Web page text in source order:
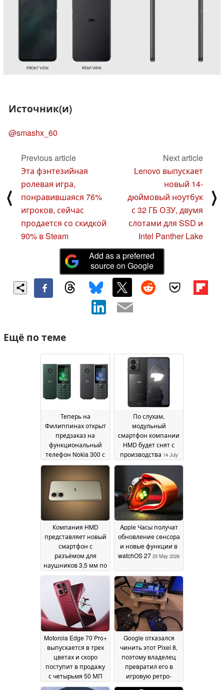
Источник(и)
@smashx_60
⟨
Previous article
Эта фэнтезийная
ролевая игра,
понравившаяся 76%
игроков, сейчас
продается со скидкой
90% в Steam
Next article
Lenovo выпускает
новый 14-
дюймовый ноутбук
с 32 ГБ ОЗУ, двумя
слотами для SSD и
Intel Panther Lake
⟩
Add as a preferred
source on Google
Ещё по теме
Теперь на
Филиппинах открыт
предзаказ на
функциональный
телефон Nokia 300 с
внешним
аккумулятором
2026
По слухам,
модульный
смартфон компании
HMD будет снят с
производства 14 July
2026
Компания HMD
представляет новый
смартфон с
разъёмом для
наушников 3,5 мм по
цене около 68
долларов10 July 2026
Apple Часы получат
обновление сенсора
и новые функции в
watchOS 27 25 May 2026
Motorola Edge 70 Pro+
выпускается в трех
цветах и скоро
поступит в продажу
с четырьмя 50 МП
камерами25 May 2026
Google отказался
чинить этот Pixel 8,
поэтому владелец
превратил его в
игровую ретро-
консоль21 May 2026